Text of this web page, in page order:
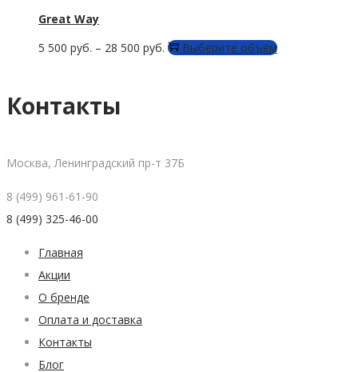
Опции
Great Way
5 500 руб. – 28 500 руб. Выберите объёмЭтот
Контакты
Москва, Ленинградский пр-т 37Б
8 (499) 961-61-90
8 (499) 325-46-00
Главная
Акции
О бренде
Оплата и доставка
Контакты
Блог